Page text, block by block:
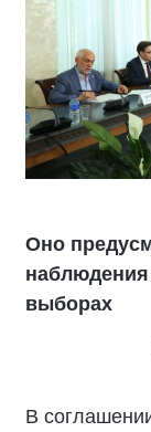
Оно
наблюдения
выборах
В